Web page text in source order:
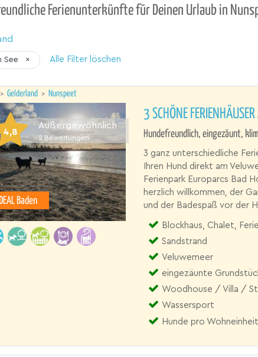
Ferienunterkünfte für Deinen Urlaub in
See × Alle Filter löschen
> Gelderland > Nunspeet
4,8
Außergewöhnlich
2 Bewertungen
Baden
3 SCHÖNE
Hundefreundlich, eingezäunt,
3 ganz unterschiedliche
Ihren Hund direkt am
Ferienpark Europarcs Bad
herzlich willkommen, der
und der Badespaß vor der
Blockhaus, Chalet,
Sandstrand
Veluwemeer
eingezäunte
Woodhouse / Villa /
Wassersport
Hunde pro Wohneinheit